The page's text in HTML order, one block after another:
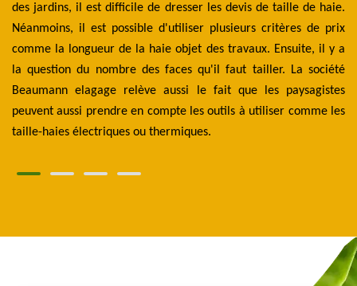
des jardins, il est difficile de dresser les devis de taille de haie.
Néanmoins, il est possible d'utiliser plusieurs critères de prix
comme la longueur de la haie objet des travaux. Ensuite, il y a
la question du nombre des faces qu'il faut tailler. La société
Beaumann elagage relève aussi le fait que les paysagistes
peuvent aussi prendre en compte les outils à utiliser comme les
taille-haies électriques ou thermiques.